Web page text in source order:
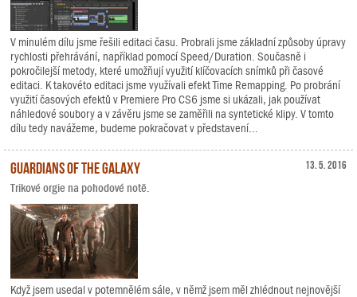
V minulém dílu jsme řešili editaci času. Probrali jsme základní způsoby úpravy
rychlosti přehrávání, například pomocí Speed/Duration. Současně i
pokročilejší metody, které umožňují využití klíčovacích snímků při časové
editaci. K takovéto editaci jsme využívali efekt Time Remapping. Po probrání
využití časových efektů v Premiere Pro CS6 jsme si ukázali, jak používat
náhledové soubory a v závěru jsme se zaměřili na syntetické klipy. V tomto
dílu tedy navážeme, budeme pokračovat v představení...
13. 5. 2016
Guardians of the Galaxy
Trikové orgie na pohodové notě.
Když jsem usedal v potemnělém sále, v němž jsem měl zhlédnout nejnovější